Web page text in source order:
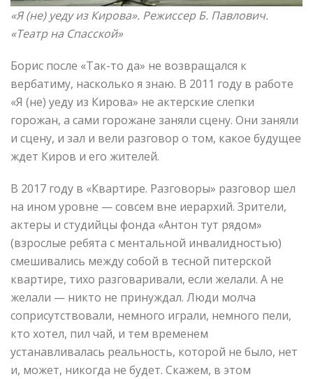
«Я (не) уеду из Кирова». Режиссер Б. Павлович.
«Театр на Спасской»
Борис после «Так-то да» не возвращался к
вербатиму, насколько я знаю. В 2011 году в работе
«Я (не) уеду из Кирова» не актерские слепки
горожан, а сами горожане заняли сцену. Они заняли
и сцену, и зал и вели разговор о том, какое будущее
ждет Киров и его жителей.
В 2017 году в «Квартире. Разговоры» разговор шел
на ином уровне — совсем вне иерархий. Зрители,
актеры и студийцы фонда «Антон тут рядом»
(взрослые ребята с ментальной инвалидностью)
смешивались между собой в тесной питерской
квартире, тихо разговаривали, если желали. А не
желали — никто не принуждал. Люди молча
соприсутствовали, немного играли, немного пели,
кто хотел, пил чай, и тем временем
устанавливалась реальность, которой не было, нет
и, может, никогда не будет. Скажем, в этом